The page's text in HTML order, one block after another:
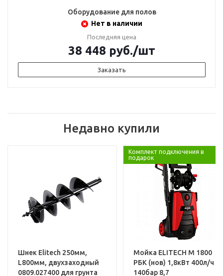
Оборудование для полов
Нет в наличии
Последняя цена
38 448 руб./шт
Заказать
Недавно купили
Шнек Elitech 250мм,
L800мм, двухзаходный
0809.027400 для грунта
Комплект подключения в
подарок
Мойка ELITECH М 1800
РБК (нов) 1,8кВт 400л/ч
140бар 8,7